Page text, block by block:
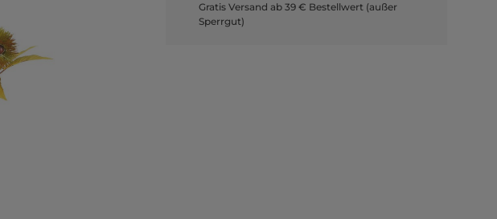
Gratis Versand ab 39 € Bestellwert (außer
Sperrgut)